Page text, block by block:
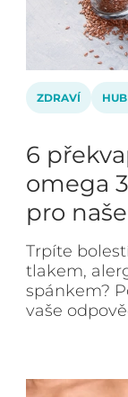
ZDRAVÍ
6
omega
pro
Trpíte
tlakem,
spánkem?
vaše